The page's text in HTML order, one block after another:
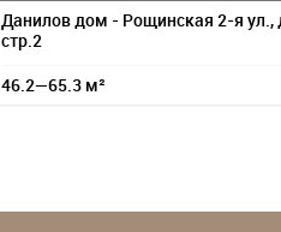
Данилов дом - Рощинская 2-я ул.,
стр.2
46.2—65.3 м²